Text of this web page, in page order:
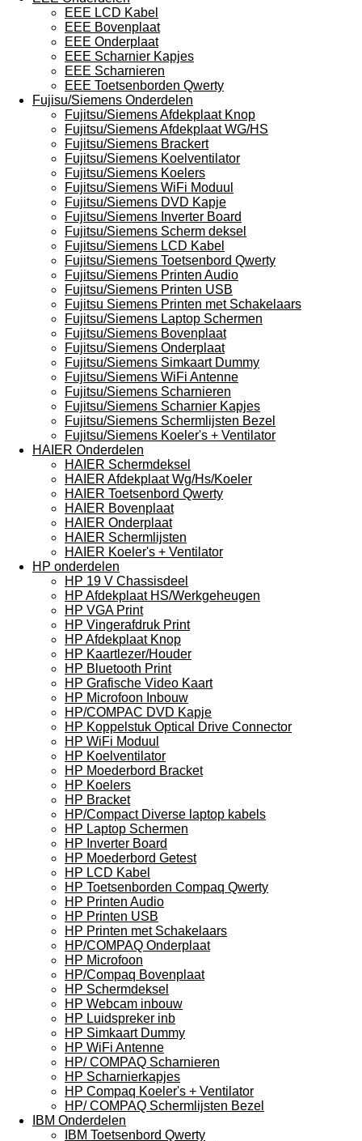
EEE LCD Kabel
EEE Bovenplaat
EEE Onderplaat
EEE Scharnier Kapjes
EEE Scharnieren
EEE Toetsenborden Qwerty
Fujisu/Siemens Onderdelen
Fujitsu/Siemens Afdekplaat Knop
Fujitsu/Siemens Afdekplaat WG/HS
Fujitsu/Siemens Brackert
Fujitsu/Siemens Koelventilator
Fujitsu/Siemens Koelers
Fujitsu/Siemens WiFi Moduul
Fujitsu/Siemens DVD Kapje
Fujitsu/Siemens Inverter Board
Fujitsu/Siemens Scherm deksel
Fujitsu/Siemens LCD Kabel
Fujitsu/Siemens Toetsenbord Qwerty
Fujitsu/Siemens Printen Audio
Fujitsu/Siemens Printen USB
Fujitsu Siemens Printen met Schakelaars
Fujitsu/Siemens Laptop Schermen
Fujitsu/Siemens Bovenplaat
Fujitsu/Siemens Onderplaat
Fujitsu/Siemens Simkaart Dummy
Fujitsu/Siemens WiFi Antenne
Fujitsu/Siemens Scharnieren
Fujitsu/Siemens Scharnier Kapjes
Fujitsu/Siemens Schermlijsten Bezel
Fujitsu/Siemens Koeler's + Ventilator
HAIER Onderdelen
HAIER Schermdeksel
HAIER Afdekplaat Wg/Hs/Koeler
HAIER Toetsenbord Qwerty
HAIER Bovenplaat
HAIER Onderplaat
HAIER Schermlijsten
HAIER Koeler's + Ventilator
HP onderdelen
HP 19 V Chassisdeel
HP Afdekplaat HS/Werkgeheugen
HP VGA Print
HP Vingerafdruk Print
HP Afdekplaat Knop
HP Kaartlezer/Houder
HP Bluetooth Print
HP Grafische Video Kaart
HP Microfoon Inbouw
HP/COMPAC DVD Kapje
HP Koppelstuk Optical Drive Connector
HP WiFi Moduul
HP Koelventilator
HP Moederbord Bracket
HP Koelers
HP Bracket
HP/Compact Diverse laptop kabels
HP Laptop Schermen
HP Inverter Board
HP Moederbord Getest
HP LCD Kabel
HP Toetsenborden Compaq Qwerty
HP Printen Audio
HP Printen USB
HP Printen met Schakelaars
HP/COMPAQ Onderplaat
HP Microfoon
HP/Compaq Bovenplaat
HP Schermdeksel
HP Webcam inbouw
HP Luidspreker inb
HP Simkaart Dummy
HP WiFi Antenne
HP/ COMPAQ Scharnieren
HP Scharnierkapjes
HP Compaq Koeler's + Ventilator
HP/ COMPAQ Schermlijsten Bezel
IBM Onderdelen
IBM Toetsenbord Qwerty